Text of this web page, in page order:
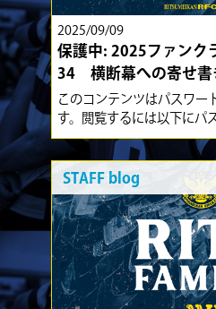
2025/09/09
保護中: 2025ファンク
34 横断幕への寄せ書
このコンテンツはパスワー
す。閲覧するには以下にパ
STAFF blog